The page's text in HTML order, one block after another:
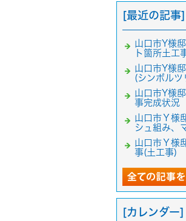
[最近の記事]
山口市Y様
ト箇所土工
山口市Y様
(シンボルツ
山口市Y様
事完成状況
山口市Ｙ様
シュ組み、
山口市Ｙ様
事(土工事)
[カレンダー]